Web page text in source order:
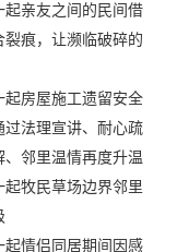
亲友之间的民间借
痕，让濒临破碎的
房屋施工遗留安全
过法理宣讲、耐心疏
邻里温情再度升温
牧民草场边界邻里
情侣同居期间因感